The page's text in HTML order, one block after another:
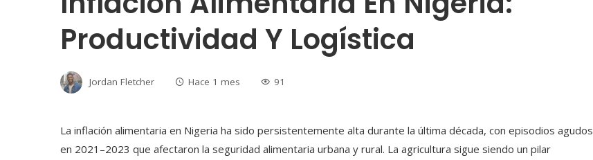
Productividad Y Logística
Jordan Fletcher Hace 1 mes 91
La inflación alimentaria en Nigeria ha sido persistentemente alta durante la última década, con episodios agudos
en 2021–2023 que afectaron la seguridad alimentaria urbana y rural. La agricultura sigue siendo un pilar